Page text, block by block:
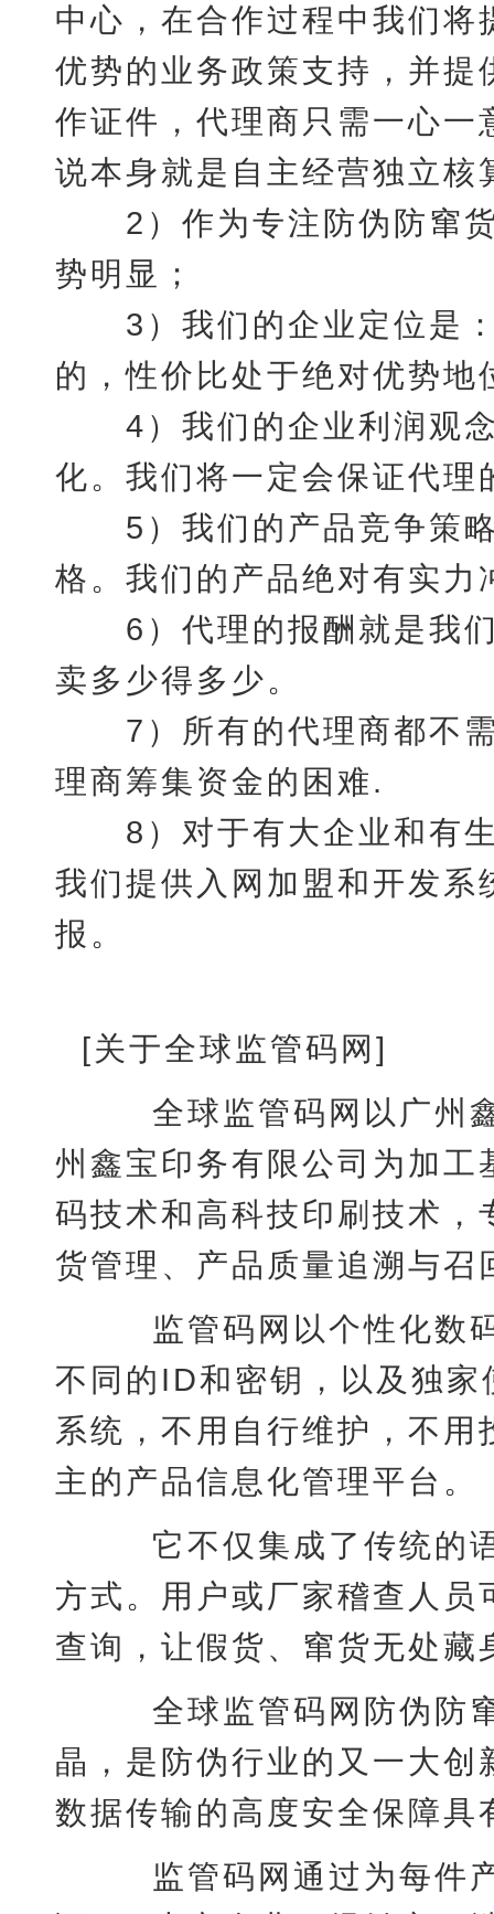
中心，在合作过程中我们
优势的业务政策支持，并
作证件，代理商只需一心
说本身就是自主经营独立核
2）作为专注防伪防窜货
势明显；
3）我们的企业定位是：
的，性价比处于绝对优势地
4）我们的企业利润观念
化。我们将一定会保证代
5）我们的产品竞争策略
格。我们的产品绝对有实
6）代理的报酬就是我们
卖多少得多少。
7）所有的代理商都不需
理商筹集资金的困难.
8）对于有大企业和有生
我们提供入网加盟和开发
报。
[关于全球监管码网]
全球监管码网以广州鑫
州鑫宝印务有限公司为加
码技术和高科技印刷技术
货管理、产品质量追溯与
监管码网以个性化数码
不同的ID和密钥，以及独
系统，不用自行维护，不
主的产品信息化管理平台。
它不仅集成了传统的语
方式。用户或厂家稽查人
查询，让假货、窜货无处藏
全球监管码网防伪防窜
晶，是防伪行业的又一大
数据传输的高度安全保障
监管码网通过为每件产